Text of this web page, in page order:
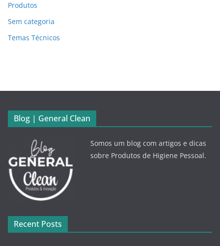
Produtos
Sem categoria
Temas Técnicos
Blog | General Clean
Somos um blog com artigos e dicas
sobre Produtos de Higiene Pessoal.
Recent Posts